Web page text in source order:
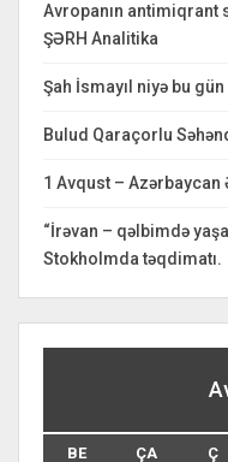
Avropanın antimiqrant
ŞƏRH Analitika
Şah İsmayıl niyə bu
Bulud Qaraçorlu
1 Avqust – Azərbaycan
“İrəvan – qəlbimdə
Stokholmda təqdimatı.
BE ÇA Ç